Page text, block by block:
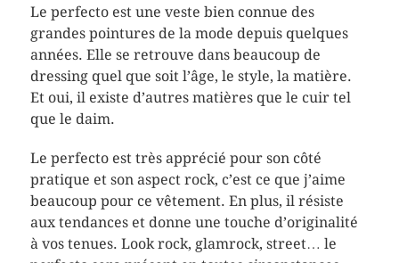
Le perfecto est une veste bien connue des
grandes pointures de la mode depuis quelques
années. Elle se retrouve dans beaucoup de
dressing quel que soit l’âge, le style, la matière.
Et oui, il existe d’autres matières que le cuir tel
que le daim.
Le perfecto est très apprécié pour son côté
pratique et son aspect rock, c’est ce que j’aime
beaucoup pour ce vêtement. En plus, il résiste
aux tendances et donne une touche d’originalité
à vos tenues. Look rock, glamrock, street… le